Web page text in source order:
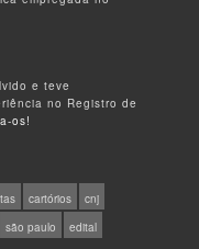
e teve
no Registro de
os!
cartórios
cnj
são paulo
edital